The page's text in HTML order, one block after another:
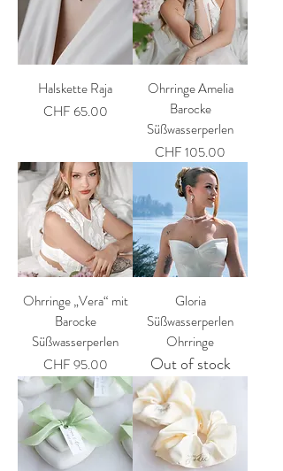
Halskette Raja
Price
CHF 65.00
Ohrringe Amelia
Barocke
Süßwasserperlen
Price
CHF 105.00
Ohrringe „Vera“ mit
Barocke
Süßwasserperlen
Price
CHF 95.00
Gloria
Süßwasserperlen
Ohrringe
Out of stock